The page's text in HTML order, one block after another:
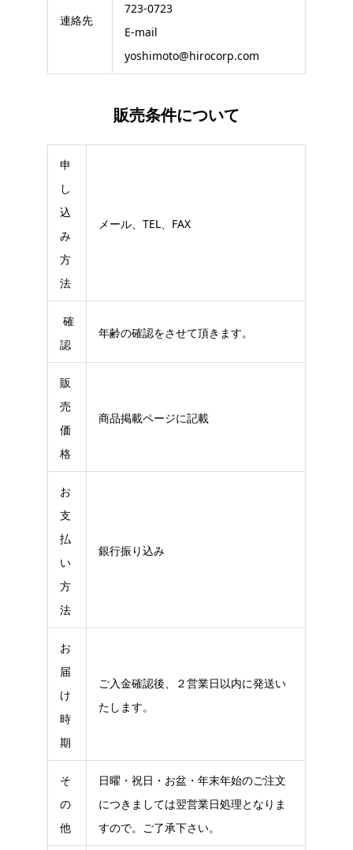
連絡先
723-0723
E-mail
yoshimoto@hirocorp.com
販売条件について
申
し
込
み
方
法
メール、TEL、FAX
確
認
年齢の確認をさせて頂きます。
販
売
価
格
商品掲載ページに記載
お
支
払
い
方
法
銀行振り込み
お
届
け
時
期
ご入金確認後、２営業日以内に発送い
たします。
そ
の
他
日曜・祝日・お盆・年末年始のご注文
につきましては翌営業日処理となりま
すので。ご了承下さい。